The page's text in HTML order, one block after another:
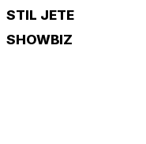
STIL JETE
SHOWBIZ